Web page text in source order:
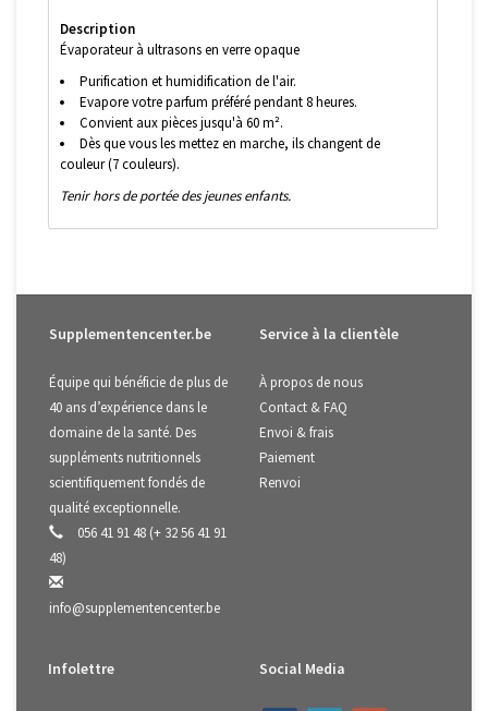
Description
Évaporateur à ultrasons en verre opaque
Purification et humidification de l'air.
Evapore votre parfum préféré pendant 8 heures.
Convient aux pièces jusqu'à 60 m².
Dès que vous les mettez en marche, ils changent de
couleur (7 couleurs).
Tenir hors de portée des jeunes enfants.
Supplementencenter.be
Équipe qui bénéficie de plus de
40 ans d’expérience dans le
domaine de la santé. Des
suppléments nutritionnels
scientifiquement fondés de
qualité exceptionnelle.
056 41 91 48 (+ 32 56 41 91
48)
info@supplementencenter.be
Service à la clientèle
À propos de nous
Contact & FAQ
Envoi & frais
Paiement
Renvoi
Infolettre Social Media